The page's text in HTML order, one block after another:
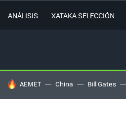
ANÁLISIS XATAKA SELECCIÓN
HOY SE HABLA DE
AEMET China Bill Gates